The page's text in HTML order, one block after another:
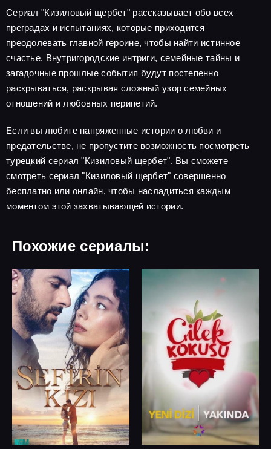
Сериал "Кизиловый щербет" рассказывает обо всех
преградах и испытаниях, которые приходится
преодолевать главной героине, чтобы найти истинное
счастье. Внутригородские интриги, семейные тайны и
загадочные прошлые события будут постепенно
раскрываться, раскрывая сложный узор семейных
отношений и любовных перипетий.
Если вы любите напряженные истории о любви и
предательстве, не пропустите возможность посмотреть
турецкий сериал "Кизиловый щербет". Вы сможете
смотреть сериал "Кизиловый щербет" совершенно
бесплатно или онлайн, чтобы насладиться каждым
моментом этой захватывающей истории.
Похожие сериалы: